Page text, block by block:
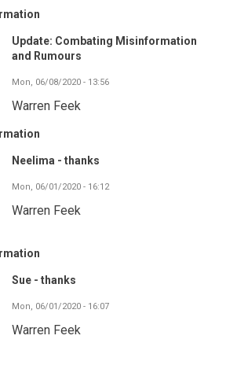
Update: Combating Misinformation
and Rumours
Mon, 06/08/2020 - 13:56
Warren Feek
Neelima - thanks
Mon, 06/01/2020 - 16:12
Warren Feek
Sue - thanks
Mon, 06/01/2020 - 16:07
Warren Feek